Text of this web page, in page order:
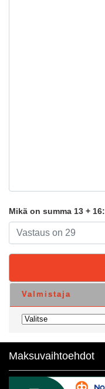
Mikä on summa 13 + 16:
Valmistaja
Maksuvaihtoehdot